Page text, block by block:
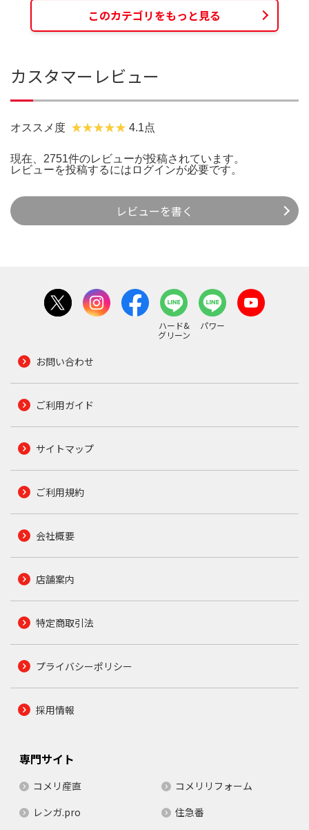
このカテゴリをもっと見る
カスタマーレビュー
オススメ度 4.1点
現在、2751件のレビューが投稿されています。
レビューを投稿するには ログインが必要です。
レビューを書く
ハード&
グリーン
パワー
お問い合わせ
ご利用ガイド
サイトマップ
ご利用規約
会社概要
店舗案内
特定商取引法
プライバシーポリシー
採用情報
専門サイト
コメリ産直
コメリリフォーム
レンガ.pro
住急番